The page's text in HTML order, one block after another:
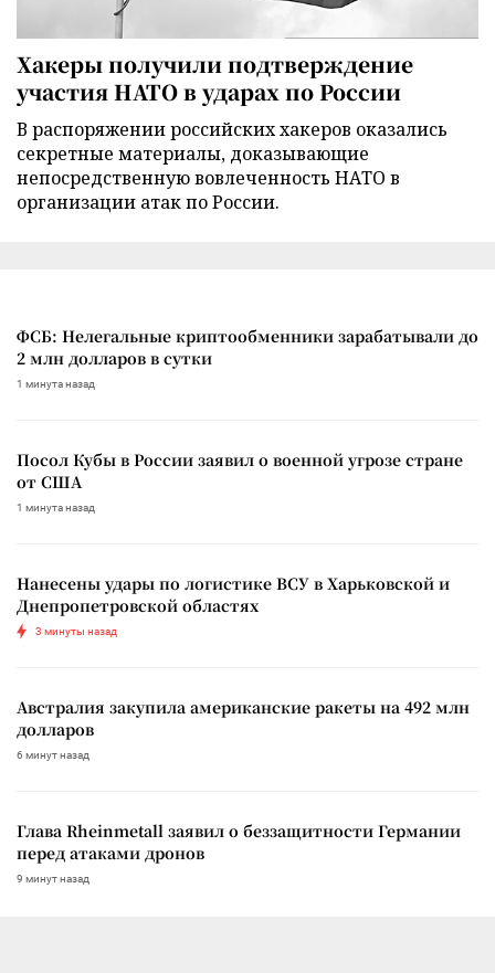
Хакеры получили подтверждение
участия НАТО в ударах по России
В распоряжении российских хакеров оказались
секретные материалы, доказывающие
непосредственную вовлеченность НАТО в
организации атак по России.
ФСБ: Нелегальные криптообменники зарабатывали до
2 млн долларов в сутки
1 минута назад
Посол Кубы в России заявил о военной угрозе стране
от США
1 минута назад
Нанесены удары по логистике ВСУ в Харьковской и
Днепропетровской областях
3 минуты назад
Австралия закупила американские ракеты на 492 млн
долларов
6 минут назад
Глава Rheinmetall заявил о беззащитности Германии
перед атаками дронов
9 минут назад